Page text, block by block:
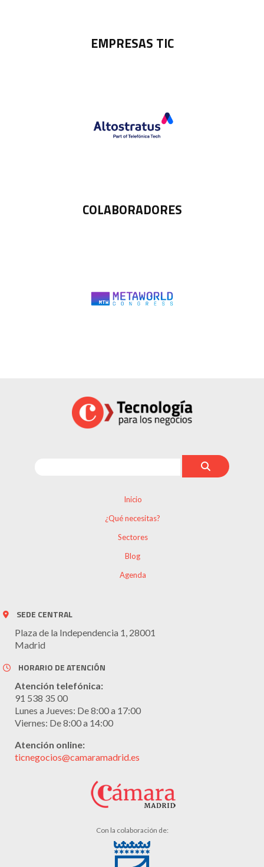
EMPRESAS TIC
COLABORADORES
Inicio
¿Qué necesitas?
Sectores
Blog
Agenda
SEDE CENTRAL
Plaza de la Independencia 1, 28001
Madrid
HORARIO DE ATENCIÓN
Atención telefónica:
91 538 35 00
Lunes a Jueves: De 8:00 a 17:00
Viernes: De 8:00 a 14:00
Atención online:
ticnegocios@camaramadrid.es
Con la colaboración de: